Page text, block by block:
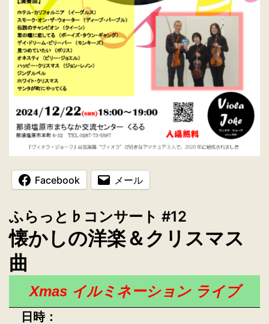
Facebook メール
ふらっと♭コンサート #12
懐かしの洋楽＆クリスマス
曲
Xmas イルミネーション ライブ
日時：